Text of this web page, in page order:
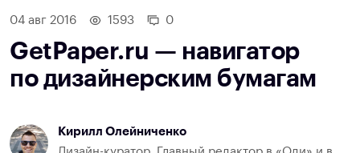
04 авг 2016 1593 0
GetPaper.ru — навигатор
по дизайнерским бумагам
Кирилл Олейниченко